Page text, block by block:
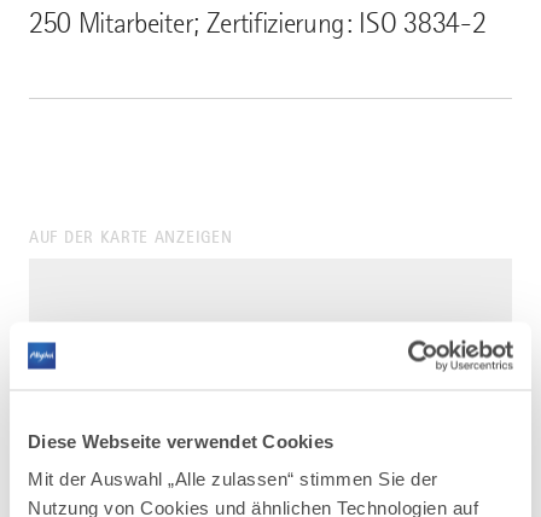
Diese Webseite verwendet Cookies
Mit der Auswahl „Alle zulassen“ stimmen Sie der
Nutzung von Cookies und ähnlichen Technologien auf
250 Mitarbeiter; Zertifizierung: ISO 3834-2
AUF DER KARTE ANZEIGEN